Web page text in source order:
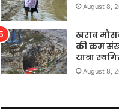
August 8,
खराब
की कम
यात्रा
August 8,